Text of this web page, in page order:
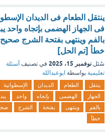
ينتقل الطعام فى الديدان
فى الجهاز الهضمى بإتجاه واحد
بالفم وينتهى بفتحة الشرج صحيح
خطأ [تم الحل]
سُئل نوفمبر 15، 2025 في تصنيف أسئلة
تعليمية بواسطة ابوعبدالله
ينتقل الطعام الديدان
الإسطوانية
الجهاز
الهضمى بإتجاه واحد
بالفم
وينتهى بفتحة الشرج
خطأ